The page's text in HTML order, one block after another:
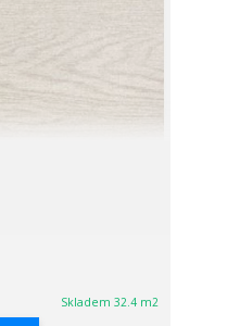
Skladem 32.4 m2